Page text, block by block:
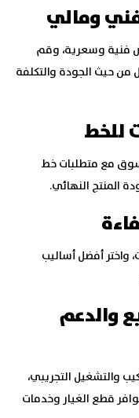
فنية وسعرية، وقم
من حيث الجودة والتكلفة
مع متطلبات خط
المنتج النهائي.
واختر أفضل أساليب
والدعم
والتشغيل التجريبي،
قطع الغيار وخدمات